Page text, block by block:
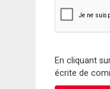
En cliquant
écrite de